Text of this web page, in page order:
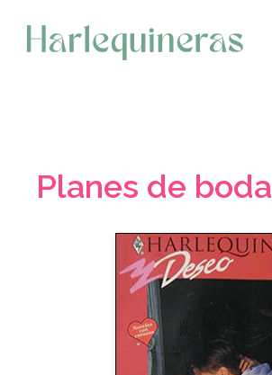
contenido
Planes de boda